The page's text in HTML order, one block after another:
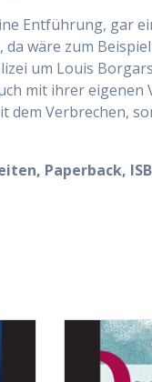
Entführung, gar
wäre zum
um Louis
mit ihrer
Verbrechen,
Paperback,